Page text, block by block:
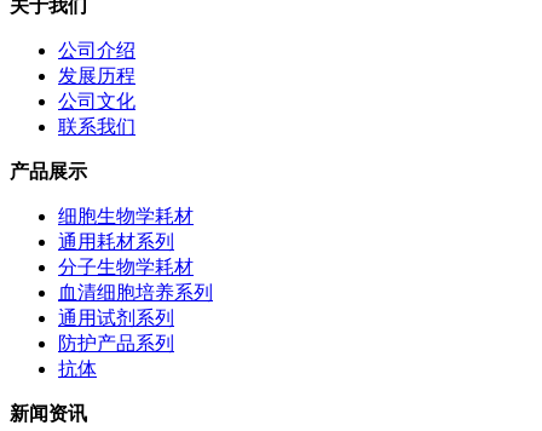
关于我们
公司介绍
发展历程
公司文化
联系我们
产品展示
细胞生物学耗材
通用耗材系列
分子生物学耗材
血清细胞培养系列
通用试剂系列
防护产品系列
抗体
新闻资讯